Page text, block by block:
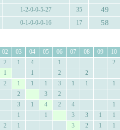
1-2-0-0-5-27 35 49
0-1-0-0-0-16 17 58
02 03 04 05 06 07 08 09
10
2 1 4 1
2
1 1 2
2
2 1 1 1 3 1 1
1
2 3
2
3 1 4 2 4
1
1 1 3 3 1
1
2 1 3 2 1
1